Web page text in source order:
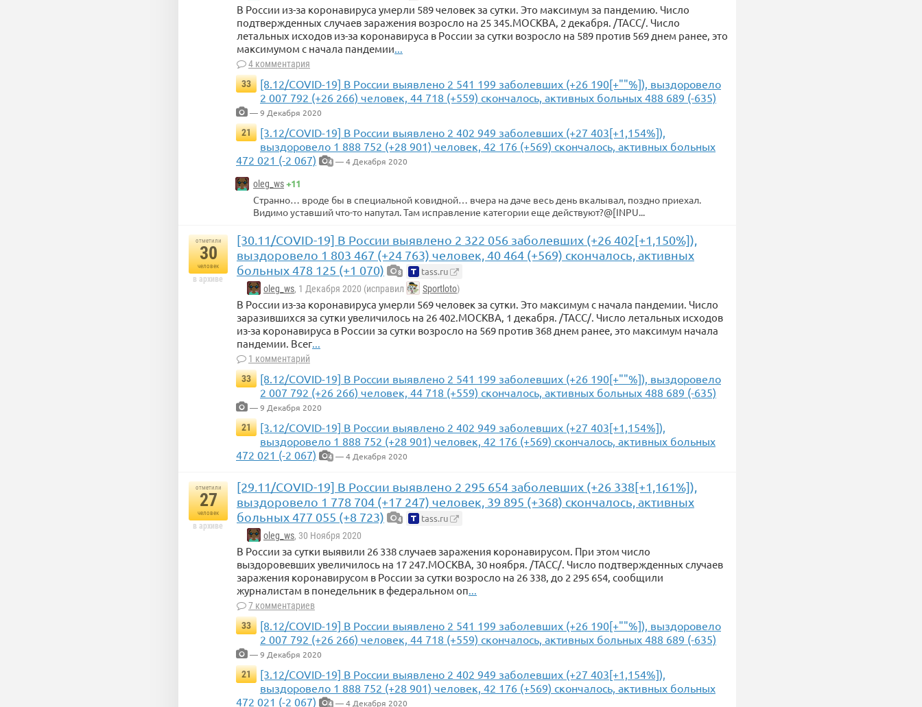
В России из-за коронавируса умерли 589 человек за сутки. Это максимум за пандемию. Число
подтвержденных случаев заражения возросло на 25 345.МОСКВА, 2 декабря. /ТАСС/. Число
летальных исходов из-за коронавируса в России за сутки возросло на 589 против 569 днем ранее, это
максимумом с начала пандемии
4 комментария
33
[8.12/COVID-19] В России выявлено 2 541 199 заболевших (+26 190[+""%]), выздоровело
2 007 792 (+26 266) человек, 44 718 (+559) скончалось, активных больных 488 689 (-635)
— 9 Декабря 2020
21
[3.12/COVID-19] В России выявлено 2 402 949 заболевших (+27 403[+1,154%]),
выздоровело 1 888 752 (+28 901) человек, 42 176 (+569) скончалось, активных больных
472 021 (-2 067)
4 — 4 Декабря 2020
oleg_ws+11
Странно… вроде бы в специальной ковидной… вчера на даче весь день вкалывал, поздно приехал.
Видимо уставший что-то напутал. Там исправление категории еще действуют?@[INPU...
отметили
30
человек
в архиве
[30.11/COVID-19] В России выявлено 2 322 056 заболевших (+26 402[+1,150%]),
выздоровело 1 803 467 (+24 763) человек, 40 464 (+569) скончалось, активных
больных 478 125 (+1 070)
8 tass.ru
oleg_ws, 1 Декабря 2020 (исправил Sportloto)
В России из-за коронавируса умерли 569 человек за сутки. Это максимум с начала пандемии. Число
заразившихся за сутки увеличилось на 26 402.МОСКВА, 1 декабря. /ТАСС/. Число летальных исходов
из-за коронавируса в России за сутки возросло на 569 против 368 днем ранее, это максимум начала
пандемии. Всег...
1 комментарий
33
[8.12/COVID-19] В России выявлено 2 541 199 заболевших (+26 190[+""%]), выздоровело
2 007 792 (+26 266) человек, 44 718 (+559) скончалось, активных больных 488 689 (-635)
— 9 Декабря 2020
21
[3.12/COVID-19] В России выявлено 2 402 949 заболевших (+27 403[+1,154%]),
выздоровело 1 888 752 (+28 901) человек, 42 176 (+569) скончалось, активных больных
472 021 (-2 067)
4 — 4 Декабря 2020
отметили
27
человек
в архиве
[29.11/COVID-19] В России выявлено 2 295 654 заболевших (+26 338[+1,161%]),
выздоровело 1 778 704 (+17 247) человек, 39 895 (+368) скончалось, активных
больных 477 055 (+8 723)
4 tass.ru
oleg_ws, 30 Ноября 2020
В России за сутки выявили 26 338 случаев заражения коронавирусом. При этом число
выздоровевших увеличилось на 17 247.МОСКВА, 30 ноября. /ТАСС/. Число подтвержденных случаев
заражения коронавирусом в России за сутки возросло на 26 338, до 2 295 654, сообщили
журналистам в понедельник в федеральном оп...
7 комментариев
33
[8.12/COVID-19] В России выявлено 2 541 199 заболевших (+26 190[+""%]), выздоровело
2 007 792 (+26 266) человек, 44 718 (+559) скончалось, активных больных 488 689 (-635)
— 9 Декабря 2020
21
[3.12/COVID-19] В России выявлено 2 402 949 заболевших (+27 403[+1,154%]),
выздоровело 1 888 752 (+28 901) человек, 42 176 (+569) скончалось, активных больных
472 021 (-2 067)
4 — 4 Декабря 2020